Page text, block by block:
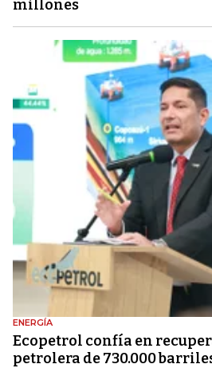
millones
ENERGÍA
Ecopetrol confía en
petrolera de 730.000